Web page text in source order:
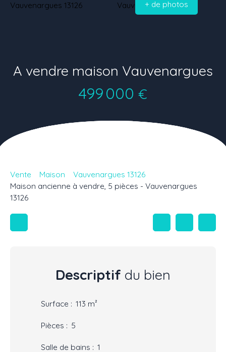
+ de photos
A vendre maison Vauvenargues
499 000 €
Vente Maison
Vauvenargues 13126
Maison ancienne à vendre, 5 pièces - Vauvenargues
13126
Descriptif du bien
Surface : 113 m²
Pièces : 5
Salle de bains : 1